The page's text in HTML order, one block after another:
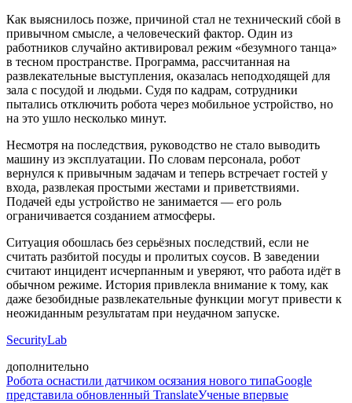
Как выяснилось позже, причиной стал не технический сбой в
привычном смысле, а человеческий фактор. Один из
работников случайно активировал режим «безумного танца»
в тесном пространстве. Программа, рассчитанная на
развлекательные выступления, оказалась неподходящей для
зала с посудой и людьми. Судя по кадрам, сотрудники
пытались отключить робота через мобильное устройство, но
на это ушло несколько минут.
Несмотря на последствия, руководство не стало выводить
машину из эксплуатации. По словам персонала, робот
вернулся к привычным задачам и теперь встречает гостей у
входа, развлекая простыми жестами и приветствиями.
Подачей еды устройство не занимается — его роль
ограничивается созданием атмосферы.
Ситуация обошлась без серьёзных последствий, если не
считать разбитой посуды и пролитых соусов. В заведении
считают инцидент исчерпанным и уверяют, что работа идёт в
обычном режиме. История привлекла внимание к тому, как
даже безобидные развлекательные функции могут привести к
неожиданным результатам при неудачном запуске.
SecurityLab
дополнительно
Робота оснастили датчиком осязания нового типаGoogle
представила обновленный TranslateУченые впервые